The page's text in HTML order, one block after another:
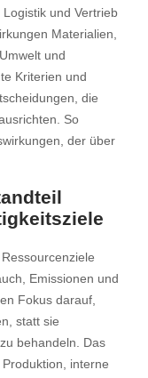
und Vertrieb
Materialien,
und
Kriterien und
die
So
der über
Emissionen und
Fokus darauf,
statt sie
behandeln. Das
interne